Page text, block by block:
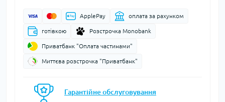
ApplePay оплата за рахунком
готівкою Розстрочка Monobank
Приватбанк "Оплата частинами"
Миттєва розстрочка "Приватбанк"
Гарантійне обслуговування